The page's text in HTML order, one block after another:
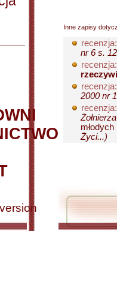
Inne zapisy
recenzja:
nr 6 s.
recenzja:
recenzja:
2000 nr
recenzja:
Życi...)